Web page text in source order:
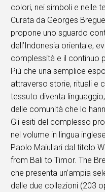
colori, nei simboli e nelle
Curata da Georges
propone uno sguardo
dell’Indonesia orientale,
complessità e il continuo
Più che una semplice
attraverso storie, rituali e
tessuto diventa
delle comunità che lo
Gli esiti del complesso
nel volume in lingua
Paolo Maiullari dal titolo
from Bali to Timor. The
che presenta un’ampia
delle due collezioni (203